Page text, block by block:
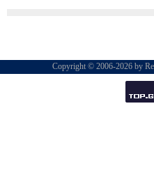
Copyright © 2006-2026 by